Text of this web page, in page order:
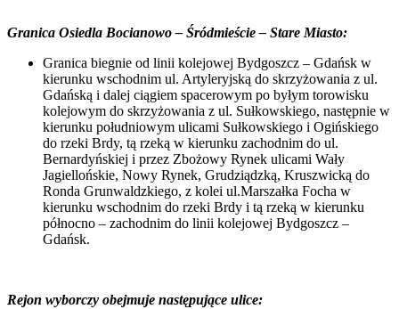
Granica Osiedla Bocianowo – Śródmieście – Stare Miasto:
Granica biegnie od linii kolejowej Bydgoszcz – Gdańsk w
kierunku wschodnim ul. Artyleryjską do skrzyżowania z ul.
Gdańską i dalej ciągiem spacerowym po byłym torowisku
kolejowym do skrzyżowania z ul. Sułkowskiego, następnie w
kierunku południowym ulicami Sułkowskiego i Ogińskiego
do rzeki Brdy, tą rzeką w kierunku zachodnim do ul.
Bernardyńskiej i przez Zbożowy Rynek ulicami Wały
Jagiellońskie, Nowy Rynek, Grudziądzką, Kruszwicką do
Ronda Grunwaldzkiego, z kolei ul.Marszałka Focha w
kierunku wschodnim do rzeki Brdy i tą rzeką w kierunku
północno – zachodnim do linii kolejowej Bydgoszcz –
Gdańsk.
Rejon wyborczy obejmuje następujące ulice: